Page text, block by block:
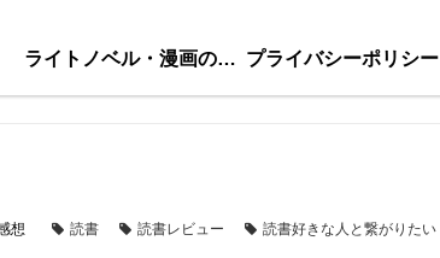
ライトノベル・漫画の感想・ネタバレまとめ｜こもの読書感想 プライバシーポリシー
想 読書 読書レビュー 読書好きな人と繋がりたい